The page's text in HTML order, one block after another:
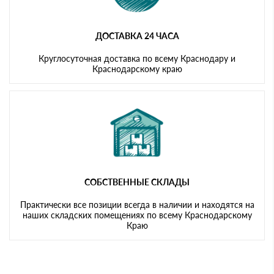
ДОСТАВКА 24 ЧАСА
Круглосуточная доставка по всему Краснодару и
Краснодарскому краю
СОБСТВЕННЫЕ СКЛАДЫ
Практически все позиции всегда в наличии и находятся на
наших складских помещениях по всему Краснодарскому
Краю